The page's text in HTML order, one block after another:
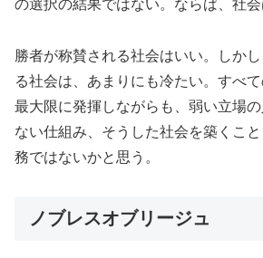
の選択の結果ではない。ならば、社会
勝者が称賛される社会はいい。しか
る社会は、あまりにも冷たい。すべ
最大限に発揮しながらも、弱い立場
ない仕組み、そうした社会を築くこ
務ではないかと思う。
ノブレスオブリージュ